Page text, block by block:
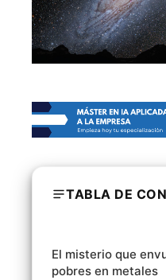
TABLA DE
El misterio que
pobres en metales